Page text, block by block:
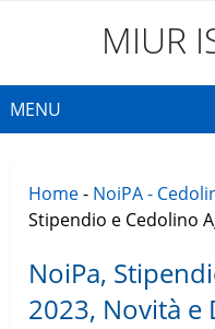
MIUR
MENU
Home- NoiPA -
Stipendio e Cedolino
NoiPa,
2023, Novità e